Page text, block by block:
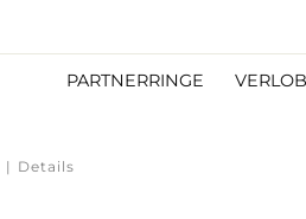
PARTNERRINGE
| Details